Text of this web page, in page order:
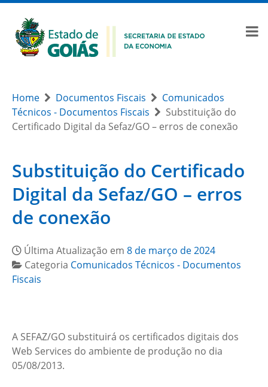
Home Documentos Fiscais
Comunicados
Técnicos - Documentos Fiscais
Substituição do
Certificado Digital da Sefaz/GO – erros de conexão
Substituição do Certificado
Digital da Sefaz/GO – erros
de conexão
Última Atualização em 8 de março de 2024
Categoria Comunicados Técnicos - Documentos
Fiscais
A SEFAZ/GO substituirá os certificados digitais dos
Web Services do ambiente de produção no dia
05/08/2013.